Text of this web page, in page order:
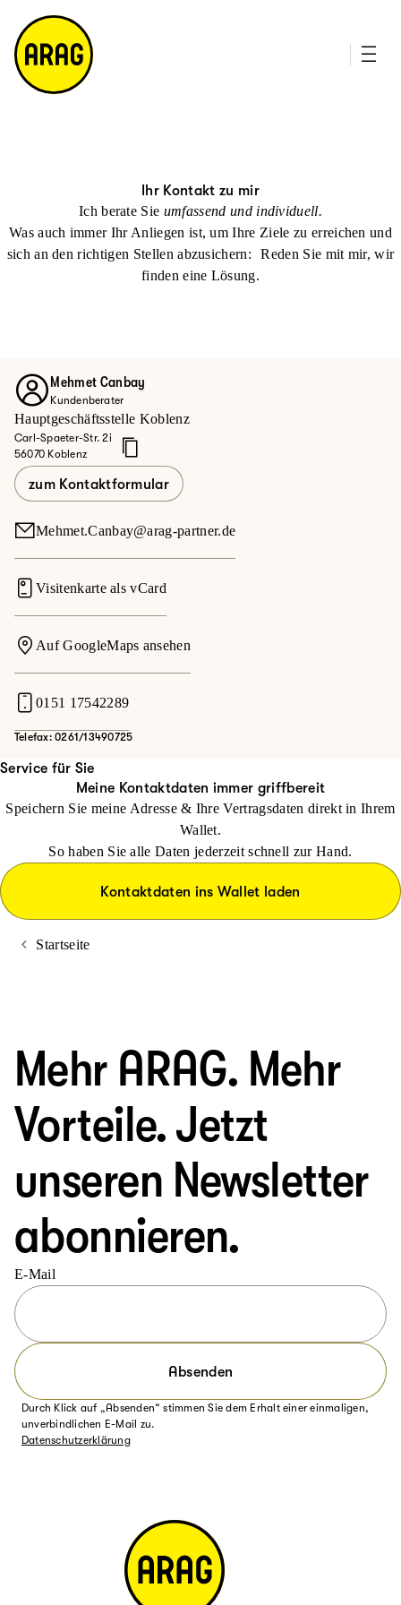
m
a
p
Ihr Kontakt zu mir
Ich berate Sie umfassend und individuell.
Was auch immer Ihr Anliegen ist, um Ihre Ziele zu erreichen und
sich an den richtigen Stellen abzusichern: Reden Sie mit mir, wir
finden eine Lösung.
Mehmet Canbay
Kundenberater
Hauptgeschäftsstelle Koblenz
Carl-Spaeter-Str. 2i
56070 Koblenz
zum Kontaktformular
Mehmet.Canbay@arag-partner.de
Visitenkarte als vCard
Auf GoogleMaps ansehen
0151 17542289
Telefax: 0261/13490725
Service für Sie
Meine Kontaktdaten immer griffbereit
Speichern Sie meine Adresse & Ihre Vertragsdaten direkt in Ihrem
Wallet.
So haben Sie alle Daten jederzeit schnell zur Hand.
Kontaktdaten ins Wallet laden
Startseite
Mehr ARAG. Mehr
Vorteile. Jetzt
unseren Newsletter
abonnieren.
E-Mail
Absenden
Durch Klick auf „Absenden“ stimmen Sie dem Erhalt einer einmaligen,
unverbindlichen E-Mail zu.
Datenschutzerklärung